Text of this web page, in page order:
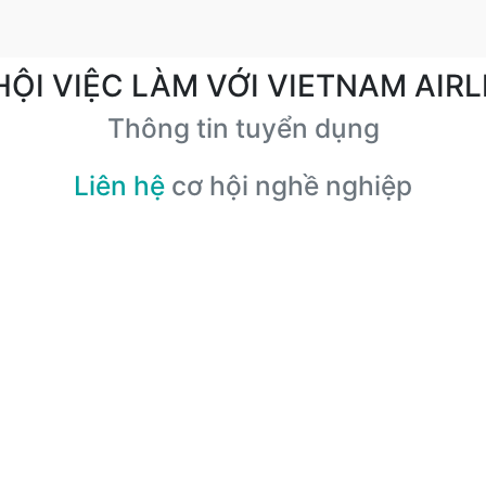
VIỆC LÀM VỚI VIETNAM
Thông tin tuyển dụng
Liên hệ cơ hội nghề nghiệp